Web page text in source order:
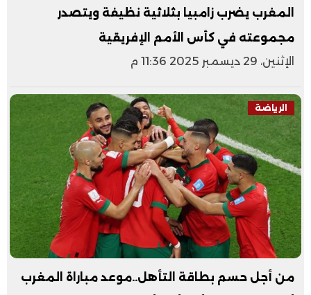
المغرب يضرب زامبيا بثلاثية نظيفة ويتصدر
مجموعته في كأس الأمم الإفريقية
الإثنين، 29 ديسمبر 2025 11:36 م
الرياضة
من أجل حسم بطاقة التأهل..موعد مباراة المغرب